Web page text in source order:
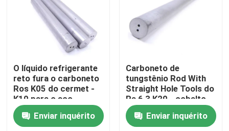
Produtos
Sobre nós
O líquido refrigerante
reto fura o carboneto
Ros K05 do cermet -
K10 para o aço
fazendo à máquina
Enviar inquérito
Carboneto de
tungstênio Rod With
Straight Hole Tools do
Ra 6,3 K20 - cobalto
de K40 10%
Enviar inquérito